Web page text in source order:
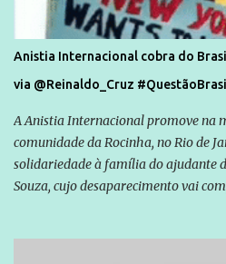
Anistia Internacional cobra do
via @Reinaldo_Cruz
A Anistia Internacional promove na
comunidade da Rocinha, no Rio de
solidariedade à família do ajudante
Souza, cujo desaparecimento vai